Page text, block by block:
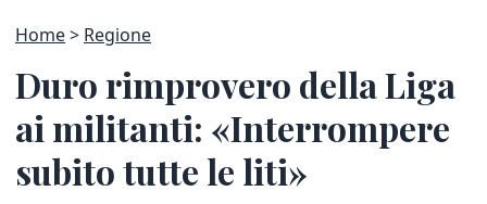
Home Regione
Duro rimprovero della Liga
ai militanti: «Interrompere
subito tutte le liti»